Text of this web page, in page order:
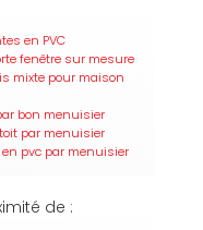
en PVC
fenêtre sur mesure
mixte pour maison
bon menuisier
par menuisier
en pvc par menuisier
de :